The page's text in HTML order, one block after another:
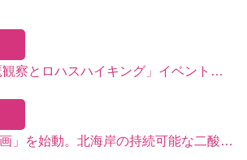
2025年「観音・鷹観察とロハスハイキング」イベント、4月19日に華やかに開催！
北観処が「植樹計画」を始動。北海岸の持続可能な二酸化炭素を削減するグリーン観光の推進を図っています。